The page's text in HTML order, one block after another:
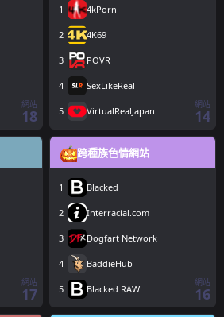
網站
18
1 4kPorn
2 4K69
3 POVR
4 SexLikeReal
5 VirtualRealJapan
網站
14
網站
17
跨種族色情網站
1 Blacked
2 Interracial.com
3 Dogfart Network
4 BaddieHub
5 Blacked RAW
網站
16